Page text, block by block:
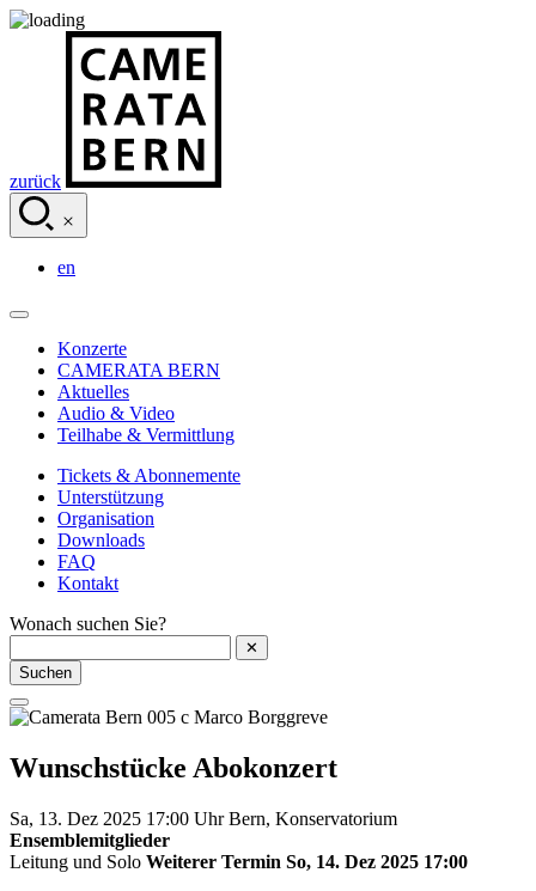
zurück
en
Konzerte
CAMERATA BERN
Aktuelles
Audio & Video
Teilhabe & Vermittlung
Tickets & Abonnemente
Unterstützung
Organisation
Downloads
FAQ
Kontakt
Wonach suchen Sie?
✕
Suchen
Wunschstücke Abokonzert
Sa, 13. Dez 2025 17:00 UhrBern, Konservatorium
Ensemblemitglieder
Leitung und Solo Weiterer Termin So, 14. Dez 2025 17:00